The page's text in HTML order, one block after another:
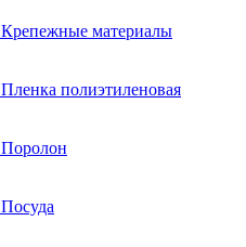
Крепежные материалы
Пленка полиэтиленовая
Поролон
Посуда